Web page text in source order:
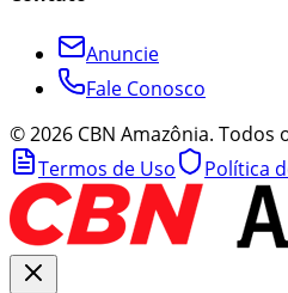
Anuncie
Fale Conosco
©2026 CBN Amazônia.
Termos de Uso
Política